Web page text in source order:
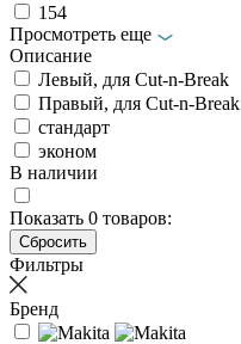
154
Просмотреть еще
Описание
Левый, для Cut-n-Break
Правый, для Cut-n-Break
стандарт
эконом
В наличии
Показать 0 товаров:
Фильтры
Бренд